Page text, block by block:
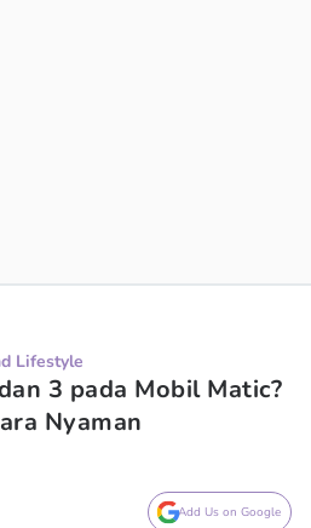
Lifestyle
3 pada Mobil Matic?
Nyaman
Add Us on Google